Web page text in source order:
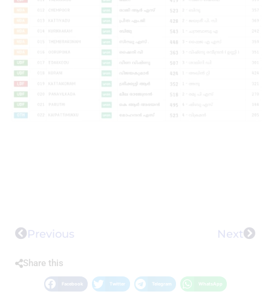
Previous Next
Share this
Facebook Twitter Telegram WhatsApp